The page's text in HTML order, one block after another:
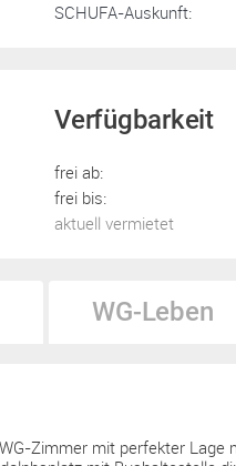
SCHUFA-Auskunft:
Verfügbarkeit
frei ab:
frei bis:
aktuell vermietet
WG-Leben
Zimmer mit perfekter Lage